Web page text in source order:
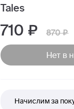
Tales
710 870
Нет в
Начислим за